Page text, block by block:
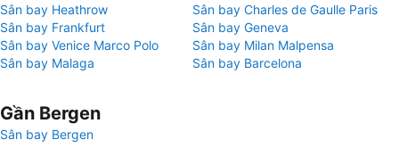
Sân bay Heathrow
Sân bay Charles de Gaulle Paris
Sân bay Frankfurt
Sân bay Geneva
Sân bay Venice Marco Polo
Sân bay Milan Malpensa
Sân bay Malaga
Sân bay Barcelona
Gần Bergen
Sân bay Bergen